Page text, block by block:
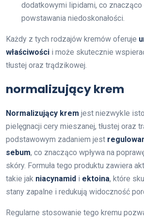
dodatkowymi lipidami, co
powstawania niedoskonałości.
Każdy z tych rodzajów kremów oferuje
właściwości i może skutecznie
tłustej oraz trądzikowej.
normalizujący krem
Normalizujący krem jest niezwykle
pielęgnacji cery mieszanej, tłustej oraz
podstawowym zadaniem jest
sebum, co znacząco wpływa na
skóry. Formuła tego produktu zawiera
takie jak niacynamid i ektoina, które
stany zapalne i redukują widoczność
Regularne stosowanie tego kremu